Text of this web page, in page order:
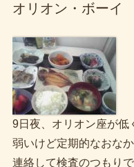
オリオン・ボーイ
9日夜、オリオン座が低
弱いけど定期的なおな
連絡して検査のつもり